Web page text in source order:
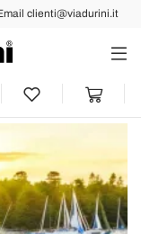
clienti@viadurini.it
Prec Succ
in
- Gigi